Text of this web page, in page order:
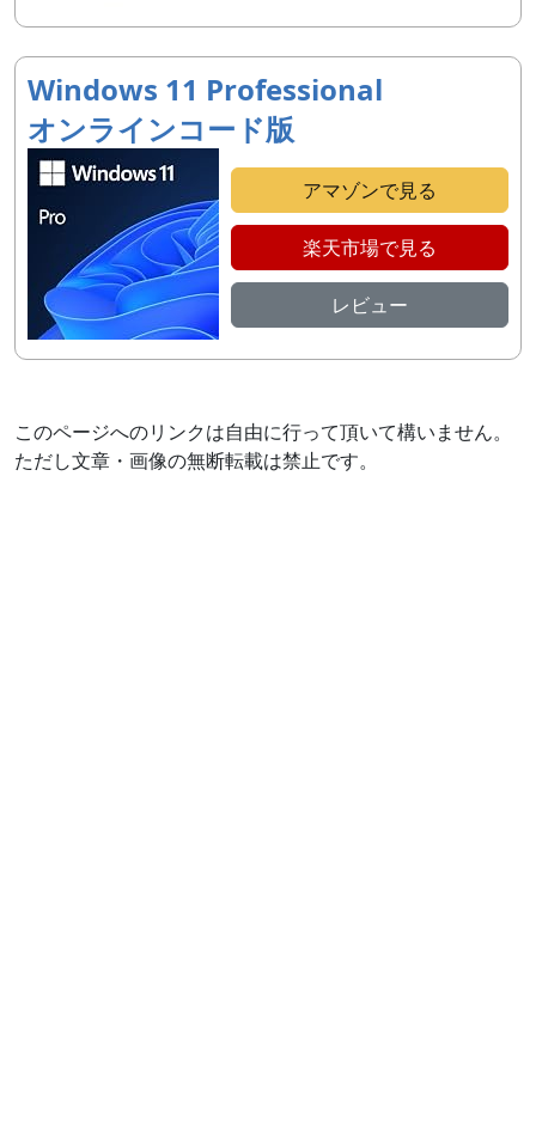
Windows 11 Professional
オンラインコード版
アマゾンで見る
楽天市場で見る
レビュー
このページへのリンクは自由に行って頂いて構いません。
ただし文章・画像の無断転載は禁止です。